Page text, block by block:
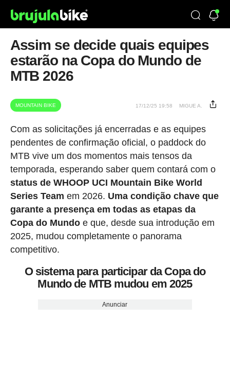
Assim se decide quais equipes
estarão na Copa do Mundo de
MTB 2026
MOUNTAIN BIKE 17/12/25 19:58 MIGUE A.
Com as solicitações já encerradas e as equipes
pendentes de confirmação oficial, o paddock do
MTB vive um dos momentos mais tensos da
temporada, esperando saber quem contará com o
status de WHOOP UCI Mountain Bike World
Series Team em 2026. Uma condição chave que
garante a presença em todas as etapas da
Copa do Mundoe que, desde sua introdução em
2025, mudou completamente o panorama
competitivo.
O sistema para participar da Copa do
Mundo de MTB mudou em 2025
Anunciar